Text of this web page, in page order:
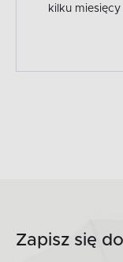
kilku
Zapisz się